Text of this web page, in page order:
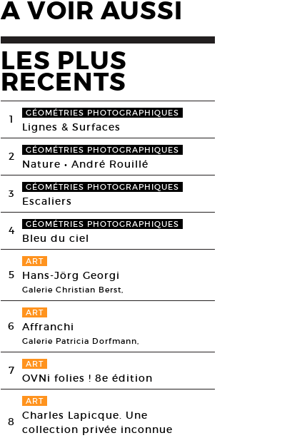
A VOIR AUSSI
LES PLUS
RECENTS
1 GÉOMÉTRIES PHOTOGRAPHIQUES
Lignes & Surfaces
2 GÉOMÉTRIES PHOTOGRAPHIQUES
Nature • André Rouillé
3 GÉOMÉTRIES PHOTOGRAPHIQUES
Escaliers
4 GÉOMÉTRIES PHOTOGRAPHIQUES
Bleu du ciel
5
ART
Hans-Jörg Georgi
Galerie Christian Berst,
6
ART
Affranchi
Galerie Patricia Dorfmann,
7 ART
OVNi folies ! 8e édition
8
ART
Charles Lapicque. Une
collection privée inconnue